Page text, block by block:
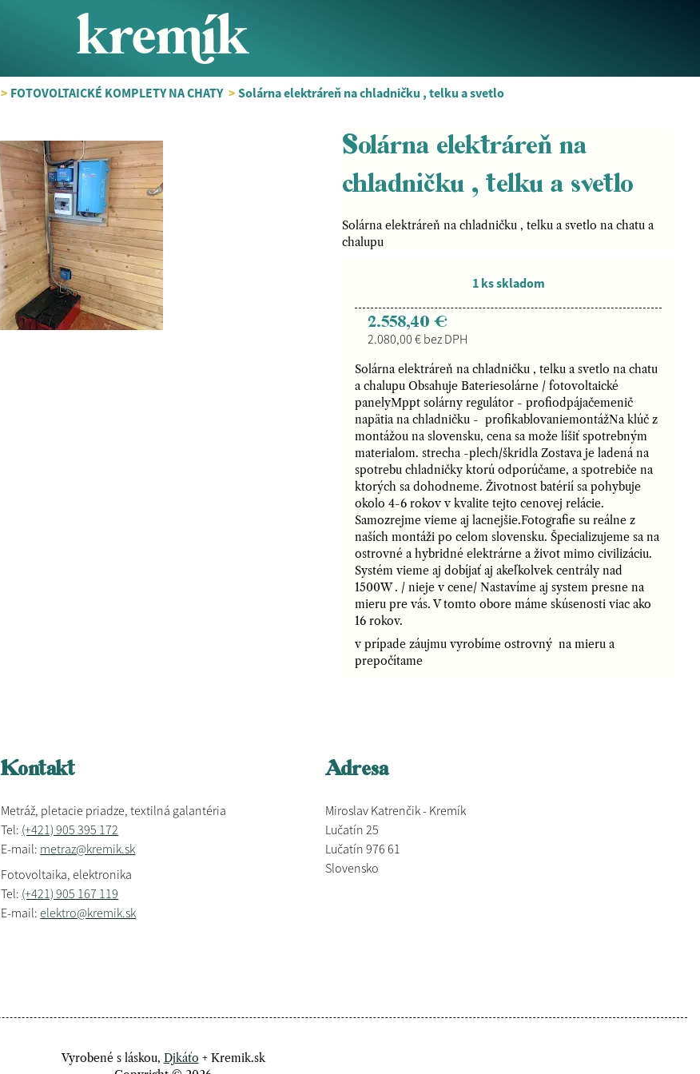
> FOTOVOLTAICKÉ KOMPLETY NA CHATY > Solárna elektráreň na chladničku , telku a svetlo
Solárna elektráreň na
chladničku , telku a svetlo
Solárna elektráreň na chladničku , telku a svetlo na chatu a
chalupu
1 ks skladom
2.558,40 €
2.080,00 € bez DPH
Solárna elektráreň na chladničku , telku a svetlo na chatu
a chalupu Obsahuje Bateriesolárne / fotovoltaické
panelyMppt solárny regulátor - profiodpájačemenič
napätia na chladničku - profikablovaniemontážNa klúč z
montážou na slovensku, cena sa može líšiť spotrebným
materialom. strecha -plech/škridla Zostava je ladená na
spotrebu chladničky ktorú odporúčame, a spotrebiče na
ktorých sa dohodneme. Životnost batérií sa pohybuje
okolo 4-6 rokov v kvalite tejto cenovej relácie.
Samozrejme vieme aj lacnejšie.Fotografie su reálne z
naších montáži po celom slovensku. Špecializujeme sa na
ostrovné a hybridné elektrárne a život mimo civilizáciu.
Systém vieme aj dobíjať aj akeľkolvek centrály nad
1500W . / nieje v cene/ Nastavíme aj system presne na
mieru pre vás. V tomto obore máme skúsenosti viac ako
16 rokov.
v prípade záujmu vyrobíme ostrovný na mieru a
prepočítame
Kontakt
Metráž, pletacie priadze, textilná galantéria
Tel: (+421) 905 395 172
E-mail: metraz@kremik.sk
Fotovoltaika, elektronika
Tel: (+421) 905 167 119
E-mail:elektro@kremik.sk
Adresa
Miroslav Katrenčik - Kremík
Lučatín 25
Lučatín 976 61
Slovensko
Vyrobené s láskou, Djkáťo + Kremik.sk